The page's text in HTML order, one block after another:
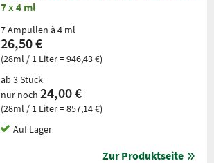
7 x 4 ml
7 Ampullen à 4 ml
26,50 €
(28ml / 1 Liter = 946,43 €)
ab 3 Stück
nur noch 24,00 €
(28ml / 1 Liter = 857,14 €)
Auf Lager
Zur Produktseite